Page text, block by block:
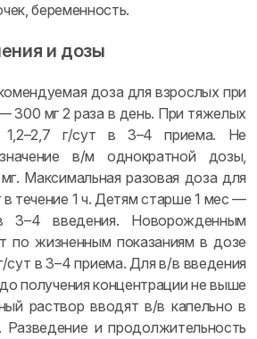
беременность.
и дозы
доза для взрослых при
300 мг 2 раза в день. При тяжелых
г/сут в 3–4 приема. Не
в/м однократной дозы,
Максимальная разовая доза для
течение 1 ч. Детям старше 1 мес —
3–4 введения. Новорожденным
по жизненным показаниям в дозе
сут в 3–4 приема. Для в/в введения
получения концентрации не выше
раствор вводят в/в капельно в
Разведение и продолжительность